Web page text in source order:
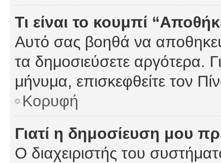
Τι είναι το κουμπί
Αυτό σας βοηθά να
τα δημοσιεύσετε αργότερα.
μήνυμα, επισκεφθείτε τον
Κορυφή
Γιατί η δημοσίευση μου
Ο διαχειριστής του